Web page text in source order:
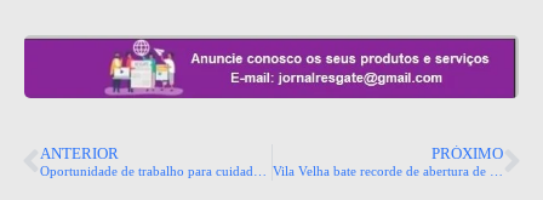
ANTERIOR PRÓXIMO